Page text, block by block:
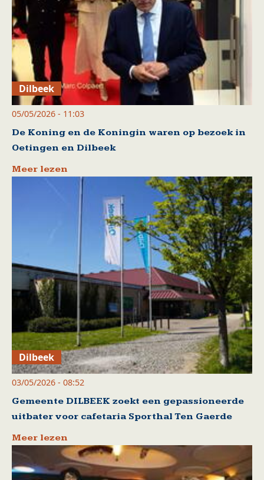
Dilbeek
05/05/2026 - 11:03
De Koning en de Koningin waren op bezoek in
Oetingen en Dilbeek
Meer lezen
Dilbeek
03/05/2026 - 08:52
Gemeente DILBEEK zoekt een gepassioneerde
uitbater voor cafetaria Sporthal Ten Gaerde
Meer lezen